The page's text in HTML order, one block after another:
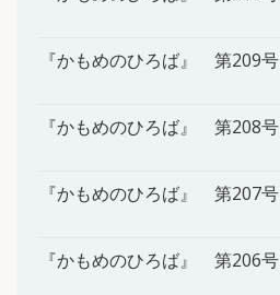
『かもめのひろば』 第209号
『かもめのひろば』 第208号
『かもめのひろば』 第207号
『かもめのひろば』 第206号